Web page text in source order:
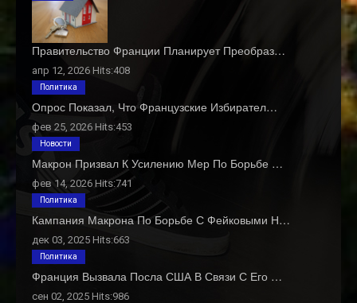
Правительство Франции Планирует Преобраз…
апр 12, 2026 Hits:408
Опрос Показал, Что Французские Избирател…
фев 25, 2026 Hits:453
Политика
Макрон Призвал К Усилению Мер По Борьбе …
фев 14, 2026 Hits:741
Новости
Кампания Макрона По Борьбе С Фейковыми Н…
дек 03, 2025 Hits:663
Политика
Франция Вызвала Посла США В Связи С Его …
сен 02, 2025 Hits:986
Политика